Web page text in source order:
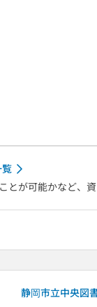
とが可能かなど、資
静岡市立中央図